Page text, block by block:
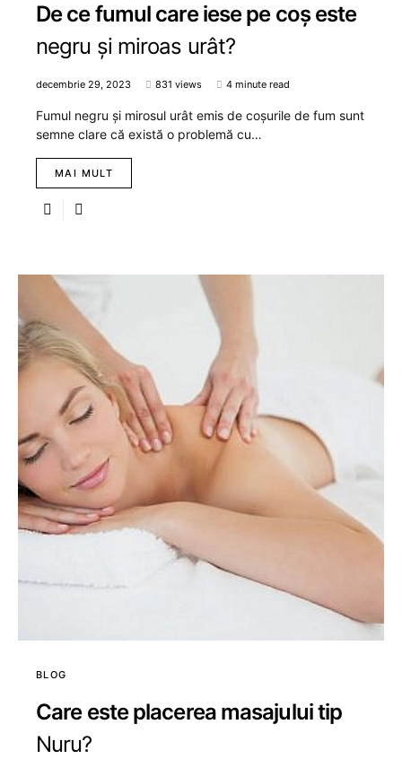
De ce fumul care iese pe coș este
negru și miroas urât?
decembrie 29, 2023 831 views 4 minute read
Fumul negru și mirosul urât emis de coșurile de fum sunt
semne clare că există o problemă cu…
MAI MULT
BLOG
Care este placerea masajului tip
Nuru?